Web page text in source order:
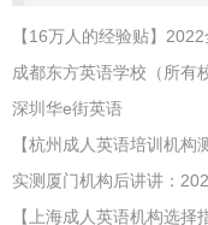
成都东方英语学校（所有
深圳华e街英语
【杭州成人英语培训机